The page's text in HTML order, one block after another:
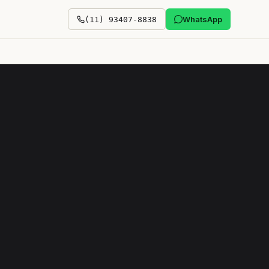
(11) 93407-8838 WhatsApp